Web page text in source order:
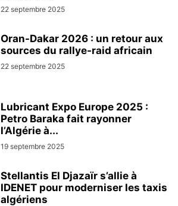
22 septembre 2025
Oran-Dakar 2026 : un retour aux
sources du rallye-raid africain
22 septembre 2025
Lubricant Expo Europe 2025 :
Petro Baraka fait rayonner
l’Algérie à...
19 septembre 2025
Stellantis El Djazaïr s’allie à
IDENET pour moderniser les taxis
algériens